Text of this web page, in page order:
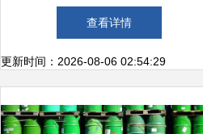
身边的治病良方与新鲜水果的
零售启示
查看详情
更新时间：2026-08-06 02:54:29